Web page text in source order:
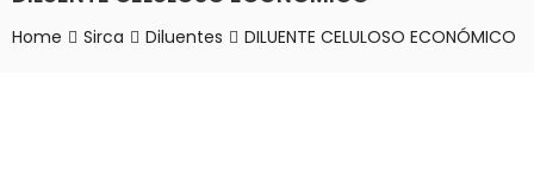
Home Sirca Diluentes DILUENTE CELULOSO ECONÓMICO